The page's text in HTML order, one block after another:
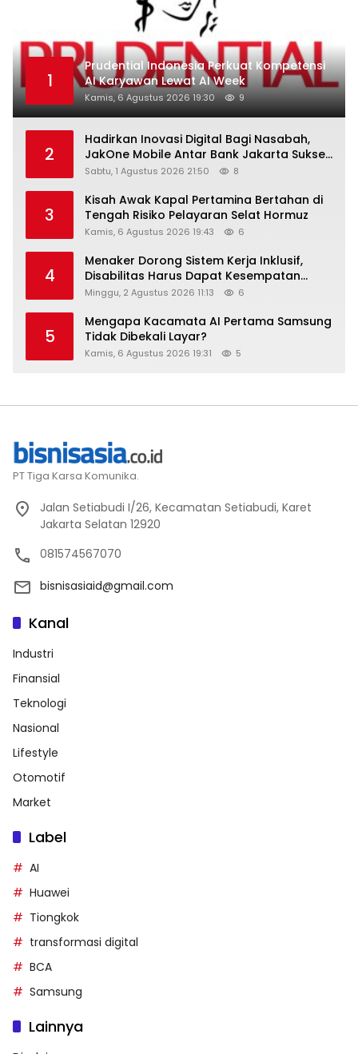
1
Prudential Indonesia Perkuat Kompetensi
AI Karyawan Lewat AI Week
Kamis, 6 Agustus 2026 19:30 9
2
Hadirkan Inovasi Digital Bagi Nasabah,
JakOne Mobile Antar Bank Jakarta Sukses
Raih Digital Excellence Awards 2026
Sabtu, 1 Agustus 2026 21:50 8
3
Kisah Awak Kapal Pertamina Bertahan di
Tengah Risiko Pelayaran Selat Hormuz
Kamis, 6 Agustus 2026 19:43 6
4
Menaker Dorong Sistem Kerja Inklusif,
Disabilitas Harus Dapat Kesempatan
Setara
Minggu, 2 Agustus 2026 11:13 6
5
Mengapa Kacamata AI Pertama Samsung
Tidak Dibekali Layar?
Kamis, 6 Agustus 2026 19:31 5
PT Tiga Karsa Komunika.
Jalan Setiabudi I/26, Kecamatan Setiabudi, Karet
Jakarta Selatan 12920
081574567070
bisnisasiaid@gmail.com
Kanal
Industri
Finansial
Teknologi
Nasional
Lifestyle
Otomotif
Market
Label
AI
Huawei
Tiongkok
transformasi digital
BCA
Samsung
Lainnya